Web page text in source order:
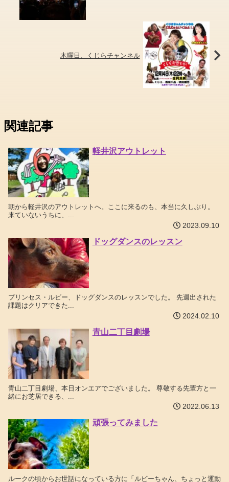
木曜日、くじらチャンネル
関連記事
軽井沢アウトレット
朝から軽井沢のアウトレットへ。ここに来るのも、本当に久しぶり。
来ていないうちに、...
2023.09.10
ドッグダンスのレッスン
プリンセス・ルビー、ドッグダンスのレッスンでした。 先週出された
課題はクリアできた...
2024.02.10
青山二丁目劇場
青山二丁目劇場、本日オンエアでございました。 尊敬する先輩方と一
緒にお芝居できる、...
2022.06.13
頑張ってみました
ルークの頃からお世話になっている方に「ルビーちゃん、ちょっと運動